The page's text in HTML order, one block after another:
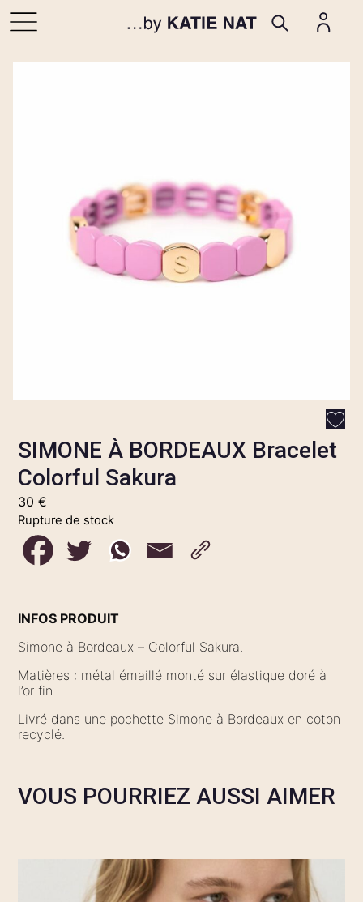
SIMONE À BORDEAUX Bracelet
Colorful Sakura
30€
Rupture de stock
INFOS PRODUIT
Simone à Bordeaux – Colorful Sakura.
Matières : métal émaillé monté sur élastique doré à
l’or fin
Livré dans une pochette Simone à Bordeaux en coton
recyclé.
VOUS POURRIEZ AUSSI AIMER